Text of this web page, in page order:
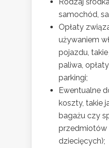
samochód,
Opłaty
używaniem
pojazdu,
paliwa,
parkingi;
Ewentualne
koszty, takie
bagażu czy
przedmiotów
dziecięcych);